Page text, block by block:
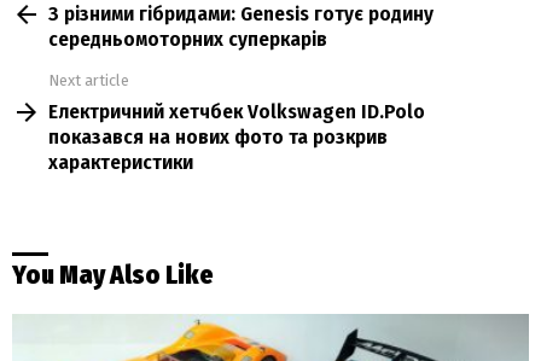
moreЗ різними гібридами: Genesis готує родину
середньомоторних суперкарів
Next article
Електричний хетчбек Volkswagen ID.Polo
показався на нових фото та розкрив
характеристики
You May Also Like